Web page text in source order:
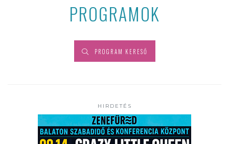
PROGRAMOK
PROGRAM KERESŐ
HIRDETÉS